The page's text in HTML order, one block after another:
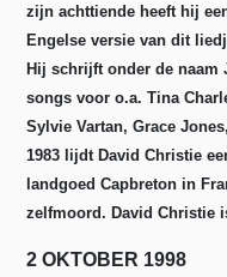
zijn achttiende heeft hij
Engelse versie van dit
Hij schrijft onder de naam
songs voor o.a. Tina
Sylvie Vartan, Grace
1983 lijdt David Christie
landgoed Capbreton in
zelfmoord. David Christie
2 OKTOBER 1998